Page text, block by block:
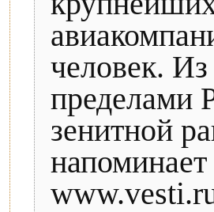
человек.
пределами
зенитной